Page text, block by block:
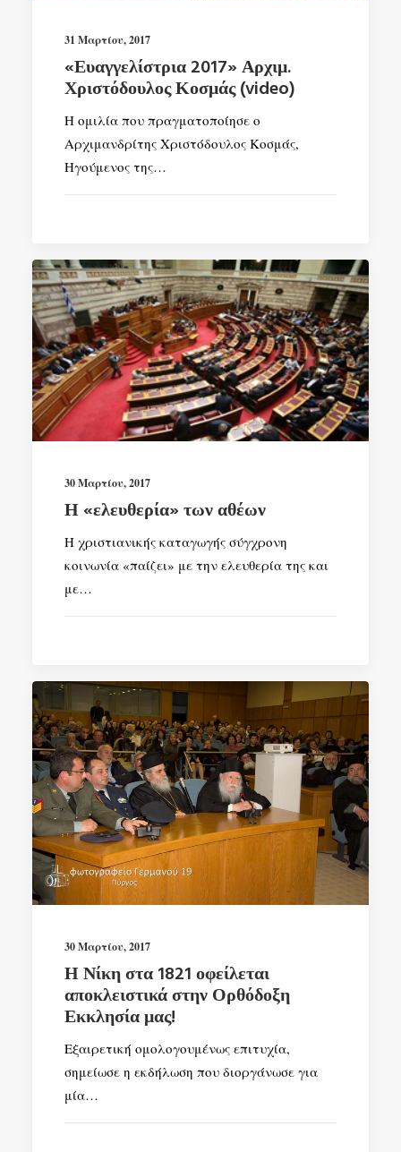
31 Μαρτίου, 2017
«Ευαγγελίστρια 2017» Αρχιμ.
Χριστόδουλος Κοσμάς (video)
Η ομιλία που πραγματοποίησε ο
Αρχιμανδρίτης Χριστόδουλος Κοσμάς,
Ηγούμενος της…
30 Μαρτίου, 2017
Η «ελευθερία» των αθέων
Η χριστιανικής καταγωγής σύγχρονη
κοινωνία «παίζει» με την ελευθερία της και
με…
30 Μαρτίου, 2017
Η Νίκη στα 1821 οφείλεται
αποκλειστικά στην Ορθόδοξη
Εκκλησία μας!
Εξαιρετική ομολογουμένως επιτυχία,
σημείωσε η εκδήλωση που διοργάνωσε για
μία…